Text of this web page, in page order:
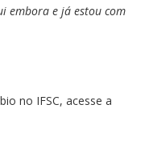
embora e já estou com
no IFSC, acesse a